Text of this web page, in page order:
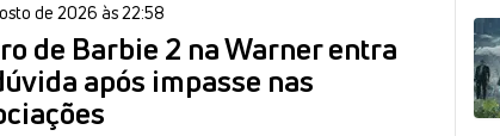
de 2026 às 22:58
de Barbie 2 na Warner entra
após impasse nas